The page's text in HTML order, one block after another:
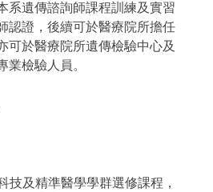
系遺傳諮詢師課程訓練及實習
認證，後續可於醫療院所擔任
可於醫療院所遺傳檢驗中心及
業檢驗人員。
技及精準醫學學群選修課程，